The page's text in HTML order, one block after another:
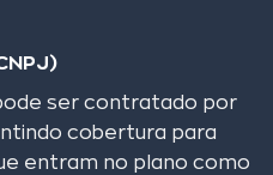
ser contratado por
cobertura para
entram no plano como